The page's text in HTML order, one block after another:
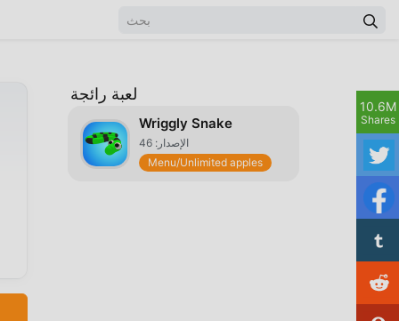
لعبة رائجة
Wriggly Snake
الإصدار: 46
Menu/Unlimited apples
10.6M
Shares